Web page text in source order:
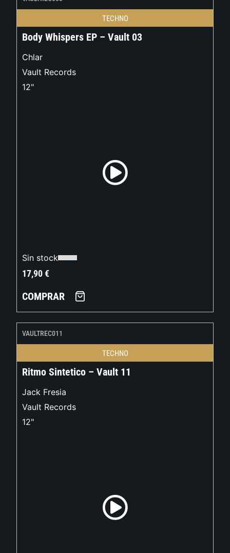
TECHNO
Body Whispers EP – Vault 03
Chlar
Vault Records
12"
Sin stock
17,90€
COMPRAR
VAULTREC011
TECHNO
Ritmo Sintetico – Vault 11
Jack Fresia
Vault Records
12"